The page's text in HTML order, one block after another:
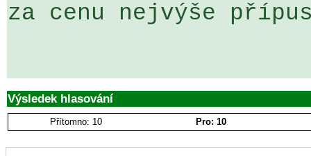
za cenu nejvýše
Výsledek hlasování
Přítomno: 10 Pro: 10